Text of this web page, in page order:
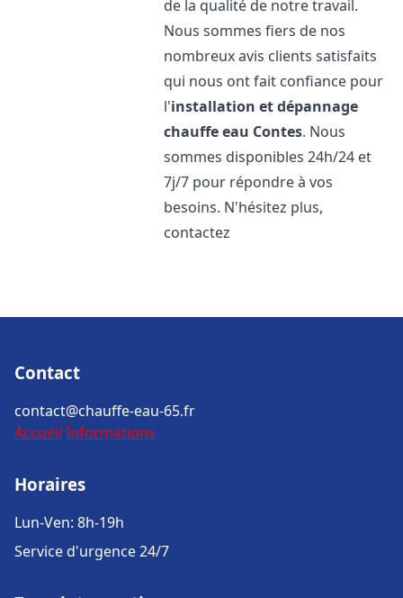
de la qualité de notre travail.
Nous sommes fiers de nos
nombreux avis clients satisfaits
qui nous ont fait confiance pour
l'installation et dépannage
chauffe eau Contes. Nous
sommes disponibles 24h/24 et
7j/7 pour répondre à vos
besoins. N'hésitez plus,
contactez
Contact
contact@chauffe-eau-65.fr
Accueil Informations
Horaires
Lun-Ven: 8h-19h
Service d'urgence 24/7